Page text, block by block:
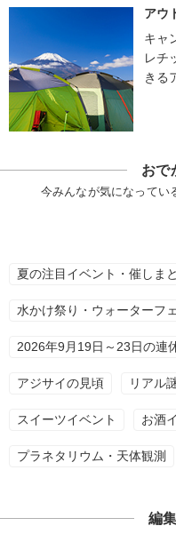
アウ
キャ
レチ
きる
おで
今みんなが気になってい
夏の注目イベント・催しま
水かけ祭り・ウォーターフ
2026年9月19日～23日の連
アジサイの見頃 リアル
スイーツイベント お酒
プラネタリウム・天体観測
編